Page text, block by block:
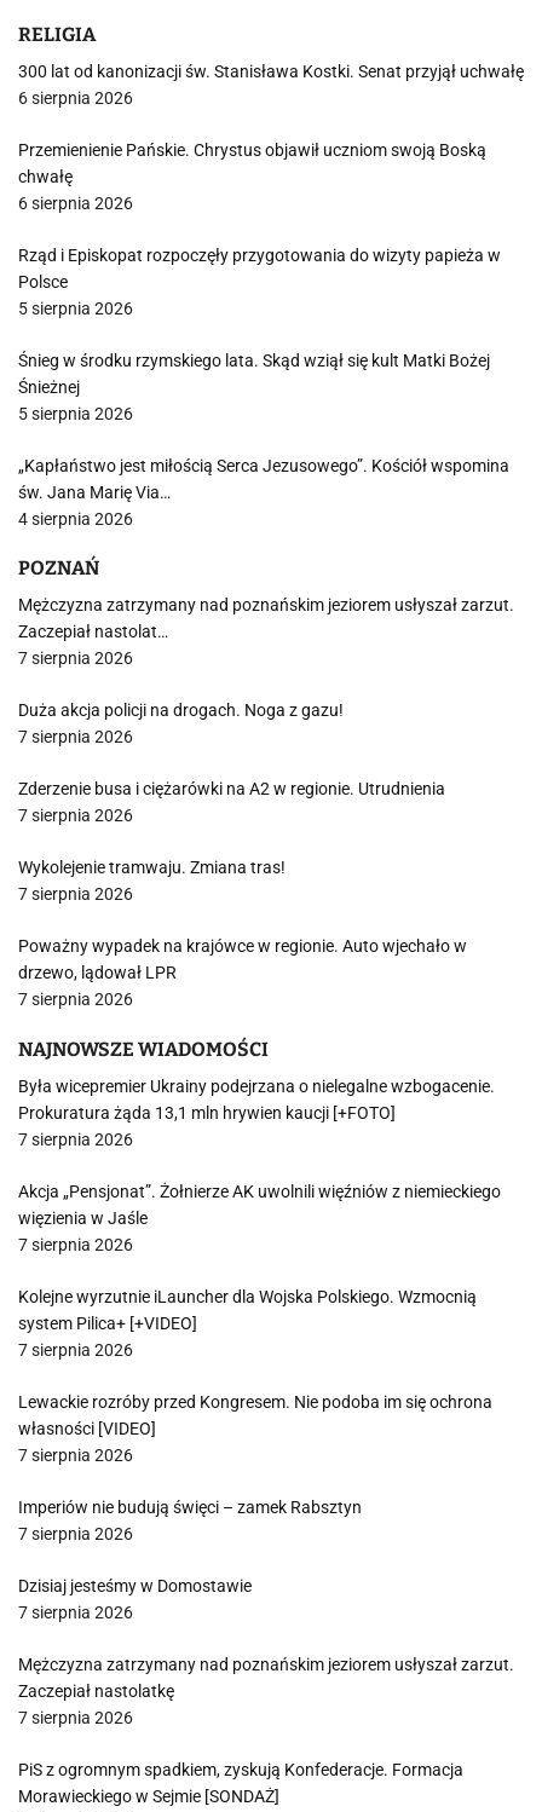
RELIGIA
300 lat od kanonizacji św. Stanisława Kostki. Senat przyjął uchwałę
6 sierpnia 2026
Przemienienie Pańskie. Chrystus objawił uczniom swoją Boską
chwałę
6 sierpnia 2026
Rząd i Episkopat rozpoczęły przygotowania do wizyty papieża w
Polsce
5 sierpnia 2026
Śnieg w środku rzymskiego lata. Skąd wziął się kult Matki Bożej
Śnieżnej
5 sierpnia 2026
„Kapłaństwo jest miłością Serca Jezusowego”. Kościół wspomina
św. Jana Marię Via…
4 sierpnia 2026
POZNAŃ
Mężczyzna zatrzymany nad poznańskim jeziorem usłyszał zarzut.
Zaczepiał nastolat…
7 sierpnia 2026
Duża akcja policji na drogach. Noga z gazu!
7 sierpnia 2026
Zderzenie busa i ciężarówki na A2 w regionie. Utrudnienia
7 sierpnia 2026
Wykolejenie tramwaju. Zmiana tras!
7 sierpnia 2026
Poważny wypadek na krajówce w regionie. Auto wjechało w
drzewo, lądował LPR
7 sierpnia 2026
NAJNOWSZE WIADOMOŚCI
Była wicepremier Ukrainy podejrzana o nielegalne wzbogacenie.
Prokuratura żąda 13,1 mln hrywien kaucji [+FOTO]
7 sierpnia 2026
Akcja „Pensjonat”. Żołnierze AK uwolnili więźniów z niemieckiego
więzienia w Jaśle
7 sierpnia 2026
Kolejne wyrzutnie iLauncher dla Wojska Polskiego. Wzmocnią
system Pilica+ [+VIDEO]
7 sierpnia 2026
Lewackie rozróby przed Kongresem. Nie podoba im się ochrona
własności [VIDEO]
7 sierpnia 2026
Imperiów nie budują święci – zamek Rabsztyn
7 sierpnia 2026
Dzisiaj jesteśmy w Domostawie
7 sierpnia 2026
Mężczyzna zatrzymany nad poznańskim jeziorem usłyszał zarzut.
Zaczepiał nastolatkę
7 sierpnia 2026
PiS z ogromnym spadkiem, zyskują Konfederacje. Formacja
Morawieckiego w Sejmie [SONDAŻ]